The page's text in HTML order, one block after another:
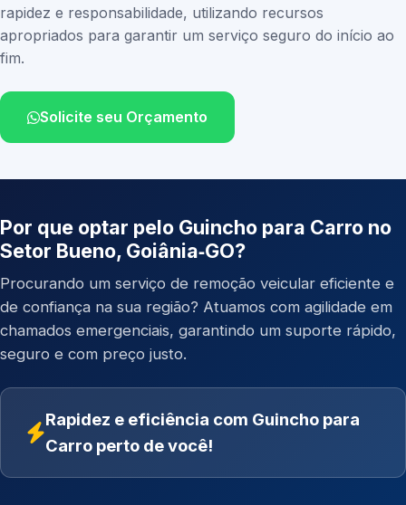
rapidez e responsabilidade, utilizando recursos
apropriados para garantir um serviço seguro do início ao
fim.
Solicite seu Orçamento
Por que optar pelo Guincho para Carro no
Setor Bueno, Goiânia‑GO?
Procurando um serviço de remoção veicular eficiente e
de confiança na sua região? Atuamos com agilidade em
chamados emergenciais, garantindo um suporte rápido,
seguro e com preço justo.
Rapidez e eficiência com Guincho para
Carro perto de você!